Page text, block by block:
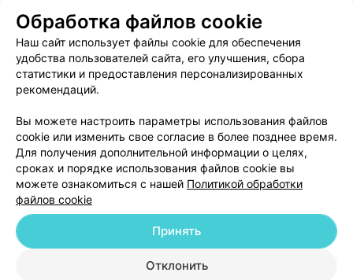
Пользовательское соглашение
Способы оплаты
Вакансии
Партнеры
Написать руководителю 103.by
Обработка персональных данных
© 2026 ООО «Артокс Лаб», УНП 191700409
| 220012, Республика Беларусь,
г. Минск, улица Толбухина, 2, пом. 16 | help@103.by
Обработка файлов cookie
Наш сайт использует файлы cookie для обеспечения
удобства пользователей сайта, его улучшения, сбора
статистики и предоставления персонализированных
рекомендаций.
Вы можете настроить параметры использования файлов
cookie или изменить свое согласие в более позднее время.
Для получения дополнительной информации о целях,
сроках и порядке использования файлов cookie вы
можете ознакомиться с нашей Политикой обработки
файлов cookie
Отклонить
Принять